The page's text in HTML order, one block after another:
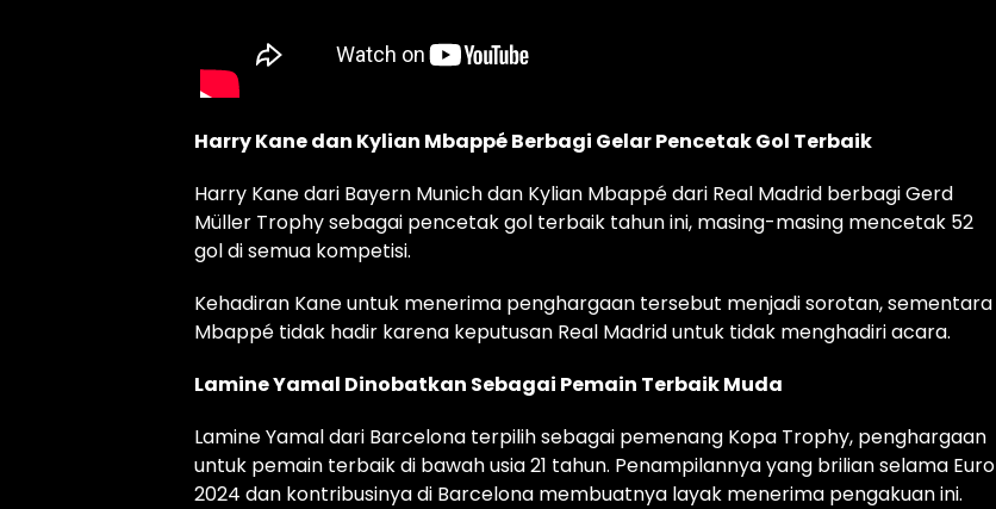
Harry Kane dan Kylian Mbappé Berbagi Gelar Pencetak Gol Terbaik
Harry Kane dari Bayern Munich dan Kylian Mbappé dari Real Madrid berbagi Gerd
Müller Trophy sebagai pencetak gol terbaik tahun ini, masing-masing mencetak 52
gol di semua kompetisi.
Kehadiran Kane untuk menerima penghargaan tersebut menjadi sorotan, sementara
Mbappé tidak hadir karena keputusan Real Madrid untuk tidak menghadiri acara.
Lamine Yamal Dinobatkan Sebagai Pemain Terbaik Muda
Lamine Yamal dari Barcelona terpilih sebagai pemenang Kopa Trophy, penghargaan
untuk pemain terbaik di bawah usia 21 tahun. Penampilannya yang brilian selama Euro
2024 dan kontribusinya di Barcelona membuatnya layak menerima pengakuan ini.